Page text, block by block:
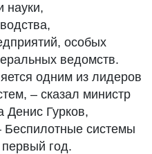
науки,
особых
ведомств.
одним из лидеров
– сказал министр
Денис Гурков,
Беспилотные системы
год.